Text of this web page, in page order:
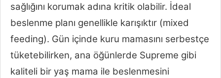
sağlığını korumak adına kritik olabilir. İdeal
beslenme planı genellikle karışıktır (mixed
feeding). Gün içinde kuru mamasını serbestçe
tüketebilirken, ana öğünlerde Supreme gibi
kaliteli bir yaş mama ile beslenmesini